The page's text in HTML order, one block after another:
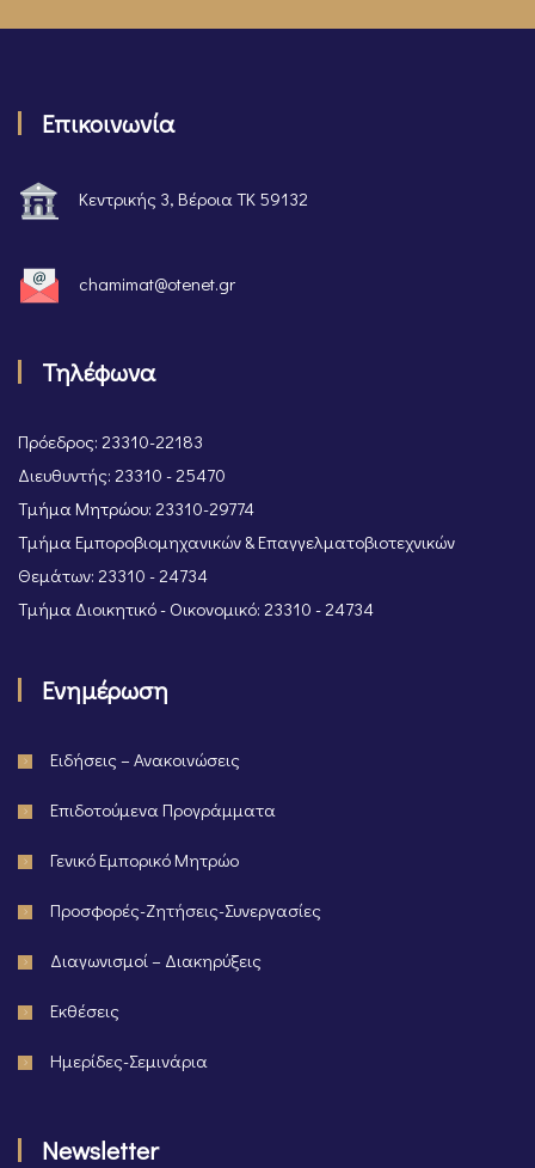
Επικοινωνία
Κεντρικής 3, Βέροια ΤΚ 59132
chamimat@otenet.gr
Τηλέφωνα
Πρόεδρος: 23310-22183
Διευθυντής: 23310 - 25470
Τμήμα Μητρώου: 23310-29774
Τμήμα Εμποροβιομηχανικών & Επαγγελματοβιοτεχνικών
Θεμάτων: 23310 - 24734
Τμήμα Διοικητικό - Οικονομικό: 23310 - 24734
Ενημέρωση
Ειδήσεις – Ανακοινώσεις
Επιδοτούμενα Προγράμματα
Γενικό Εμπορικό Μητρώο
Προσφορές-Ζητήσεις-Συνεργασίες
Διαγωνισμοί – Διακηρύξεις
Εκθέσεις
Ημερίδες-Σεμινάρια
Newsletter